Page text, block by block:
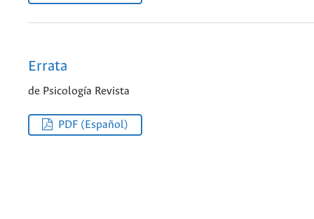
Errata
de Psicología Revista
PDF (Español)